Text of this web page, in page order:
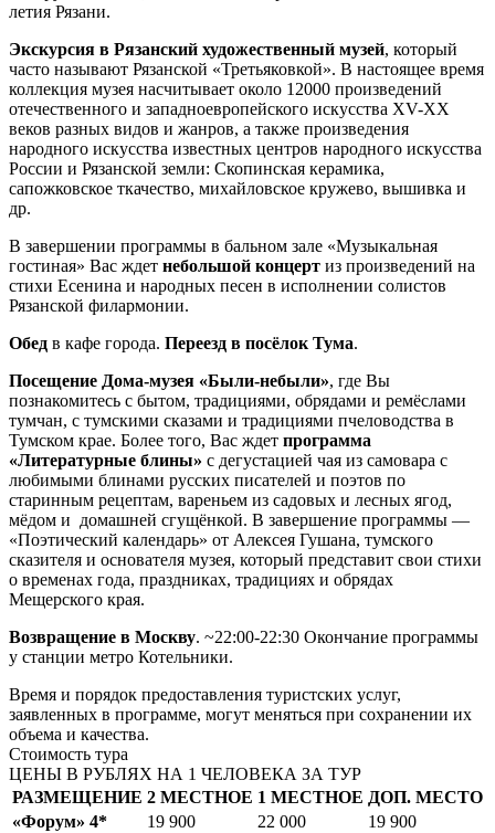
летия Рязани.
Экскурсия в Рязанский художественный музей, который
часто называют Рязанской «Третьяковкой». В настоящее время
коллекция музея насчитывает около 12000 произведений
отечественного и западноевропейского искусства XV-XX
веков разных видов и жанров, а также произведения
народного искусства известных центров народного искусства
России и Рязанской земли: Скопинская керамика,
сапожковское ткачество, михайловское кружево, вышивка и
др.
В завершении программы в бальном зале «Музыкальная
гостиная» Вас ждет небольшой концерт из произведений на
стихи Есенина и народных песен в исполнении солистов
Рязанской филармонии.
Обед в кафе города. Переезд в посёлок Тума.
Посещение Дома-музея «Были-небыли», где Вы
познакомитесь с бытом, традициями, обрядами и ремёслами
тумчан, с тумскими сказами и традициями пчеловодства в
Тумском крае. Более того, Вас ждет программа
«Литературные блины» с дегустацией чая из самовара с
любимыми блинами русских писателей и поэтов по
старинным рецептам, вареньем из садовых и лесных ягод,
мёдом и домашней сгущёнкой. В завершение программы —
«Поэтический календарь» от Алексея Гушана, тумского
сказителя и основателя музея, который представит свои стихи
о временах года, праздниках, традициях и обрядах
Мещерского края.
Возвращение в Москву. ~22:00-22:30 Окончание программы
у станции метро Котельники.
Время и порядок предоставления туристских услуг,
заявленных в программе, могут меняться при сохранении их
объема и качества.
Стоимость тура
ЦЕНЫ В РУБЛЯХ НА 1 ЧЕЛОВЕКА ЗА ТУР
РАЗМЕЩЕНИЕ 2 МЕСТНОЕ 1 МЕСТНОЕ ДОП. МЕСТО
«Форум» 4*
19 900 22 000
19 900